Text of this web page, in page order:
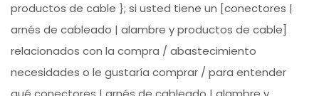
productos de cable }; si usted tiene un [conectores |
arnés de cableado | alambre y productos de cable]
relacionados con la compra / abastecimiento
necesidades o le gustaría comprar / para entender